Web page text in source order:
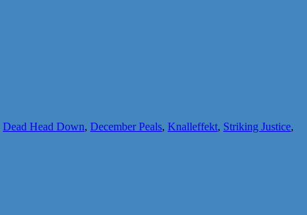
Dead Head Down, December Peals, Knalleffekt, Striking Justice,